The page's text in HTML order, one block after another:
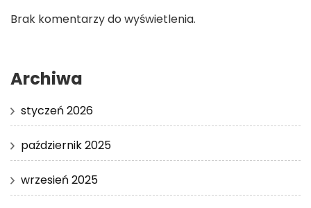
Brak komentarzy do wyświetlenia.
Archiwa
styczeń 2026
październik 2025
wrzesień 2025